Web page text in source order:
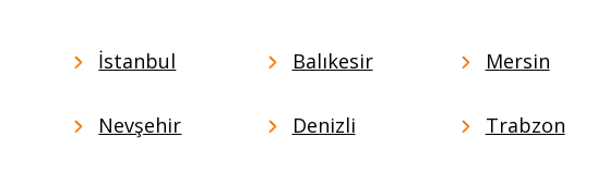
İstanbul Balıkesir Mersin
Nevşehir Denizli Trabzon